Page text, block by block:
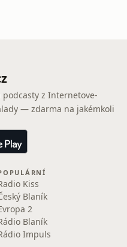
podcasty z Internetove-
— zdarma na jakémkoli
Kiss
Blaník
2
Blaník
Impuls